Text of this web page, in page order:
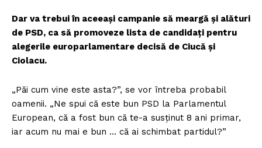
Dar va trebui în aceeași campanie să meargă și alături
de PSD, ca să promoveze lista de candidați pentru
alegerile europarlamentare decisă de Ciucă și
Ciolacu.
„Păi cum vine este asta?”, se vor întreba probabil
oamenii. „Ne spui că este bun PSD la Parlamentul
European, că a fost bun că te-a susținut 8 ani primar,
iar acum nu mai e bun … că ai schimbat partidul?”